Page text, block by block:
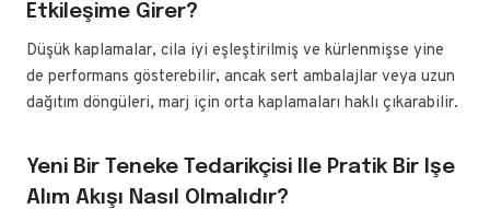
Etkileşime Girer?
Düşük kaplamalar, cila iyi eşleştirilmiş ve kürlenmişse yine
de performans gösterebilir, ancak sert ambalajlar veya uzun
dağıtım döngüleri, marj için orta kaplamaları haklı çıkarabilir.
Yeni Bir Teneke Tedarikçisi Ile Pratik Bir Işe
Alım Akışı Nasıl Olmalıdır?